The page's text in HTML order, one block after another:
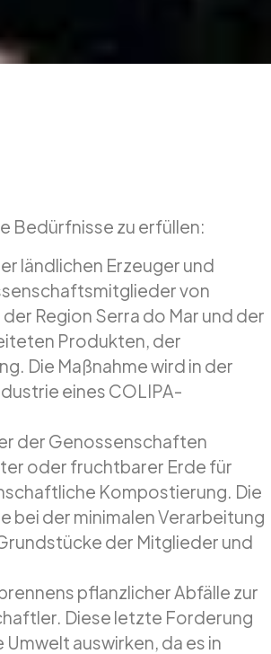
Bedürfnisse zu erfüllen:
ländlichen Erzeuger und
von
Region Serra do Mar und der
Produkten, der
Die Maßnahme wird in der
eines COLIPA-
der Genossenschaften
oder fruchtbarer Erde für
Kompostierung. Die
bei der minimalen Verarbeitung
der Mitglieder und
pflanzlicher Abfälle zur
Diese letzte Forderung
auswirken, da es in